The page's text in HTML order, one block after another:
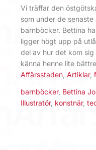
Vi träffar den
som under de
barnböcker. Bettina
ligger högt upp på
del av hur det kom
känna henne lite
Affärsstaden Artiklar,
barnböcker, Bettina
Illustratör, konstnär,